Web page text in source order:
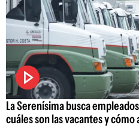
La Serenísima busca
cuáles son las vacantes y cómo